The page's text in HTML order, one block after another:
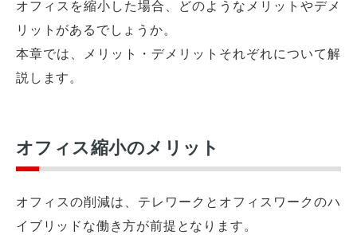
オフィスを縮小した場合、どのようなメリットやデメ
リットがあるでしょうか。
本章では、メリット・デメリットそれぞれについて解
説します。
オフィス縮小のメリット
オフィスの削減は、テレワークとオフィスワークのハ
イブリッドな働き方が前提となります。